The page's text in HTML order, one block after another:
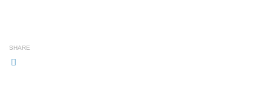
SHARE